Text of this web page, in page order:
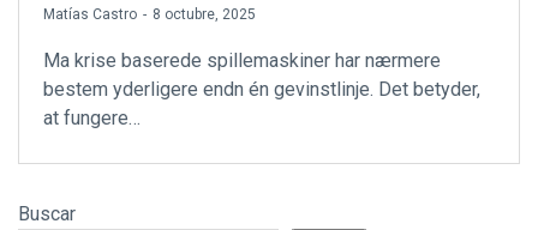
by
Matías Castro 8 octubre, 2025
Ma krise baserede spillemaskiner har nærmere
bestem yderligere endn én gevinstlinje. Det betyder,
at fungere…
Buscar